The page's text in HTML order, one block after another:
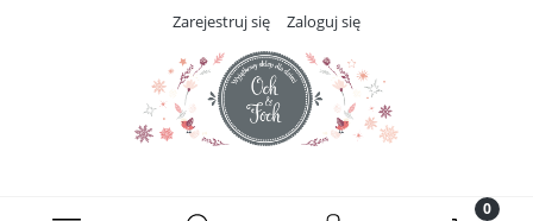
Zarejestruj się Zaloguj się